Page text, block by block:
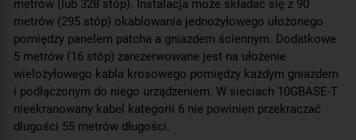
metrów (lub 328 stóp). Instalacja może składać się z 90
metrów (295 stóp) okablowania jednożyłowego ułożonego
pomiędzy panelem patcha a gniazdem ściennym. Dodatkowe
5 metrów (16 stóp) zarezerwowane jest na ułożenie
wielożyłowego kabla krosowego pomiędzy każdym gniazdem
i podłączonym do niego urządzeniem. W sieciach 10GBASE-T
nieekranowany kabel kategorii 6 nie powinien przekraczać
długości 55 metrów długości.